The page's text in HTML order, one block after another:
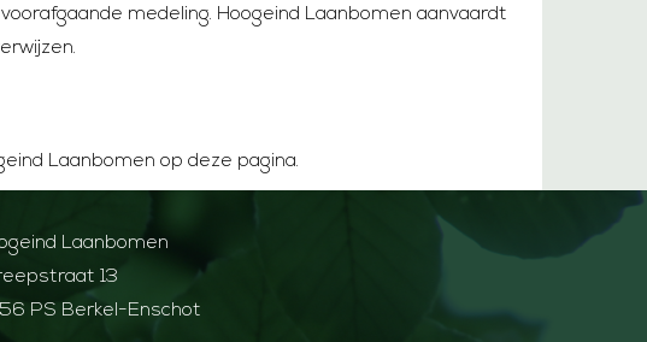
medeling. Hoogeind Laanbomen aanvaardt
Laanbomen op deze pagina.
Laanbomen
13
PS Berkel-Enschot